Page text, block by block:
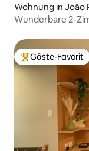
Wohnung in João
Wunderbare 2-
Beliebter Gäste-
Gäste-Favorit